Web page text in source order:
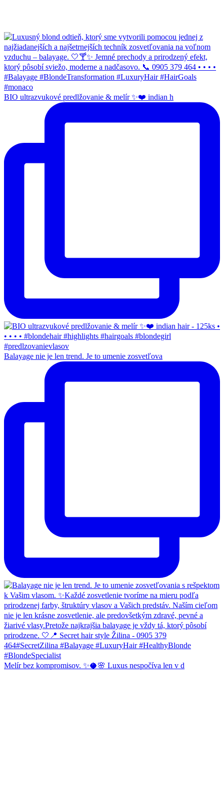
BIO ultrazvukové predlžovanie & melír ✨❤️ indian h
Balayage nie je len trend. Je to umenie zosvetľova
Melír bez kompromisov. ✨🥥🌸 Luxus nespočíva len v d